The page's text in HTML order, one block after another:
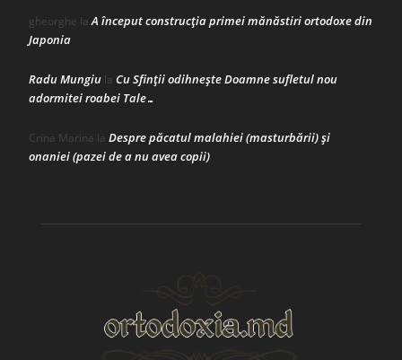
gheorghe laA început construcţia primei mănăstiri ortodoxe din
Japonia
Radu Mungiu la Cu Sfinții odihnește Doamne sufletul nou
adormitei roabei Tale…
Crina Marina la Despre păcatul malahiei (masturbării) şi
onaniei (pazei de a nu avea copii)